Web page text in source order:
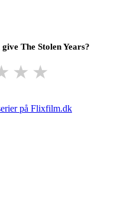
The Stolen Years?
★ ★
på Flixfilm.dk